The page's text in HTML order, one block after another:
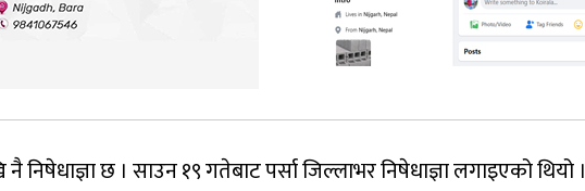
निषेधाज्ञा छ । साउन १९ गतेबाट पर्सा जिल्लाभर निषेधाज्ञा लगाइएको थियो ।